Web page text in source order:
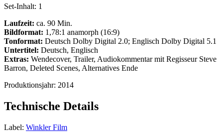
Set-Inhalt: 1
Laufzeit: ca. 90 Min.
Bildformat: 1,78:1 anamorph (16:9)
Tonformat: Deutsch Dolby Digital 2.0; Englisch Dolby Digital 5.1
Untertitel: Deutsch, Englisch
Extras: Wendecover, Trailer, Audiokommentar mit Regisseur Steve
Barron, Deleted Scenes, Alternatives Ende
Produktionsjahr: 2014
Technische Details
Label: Winkler Film